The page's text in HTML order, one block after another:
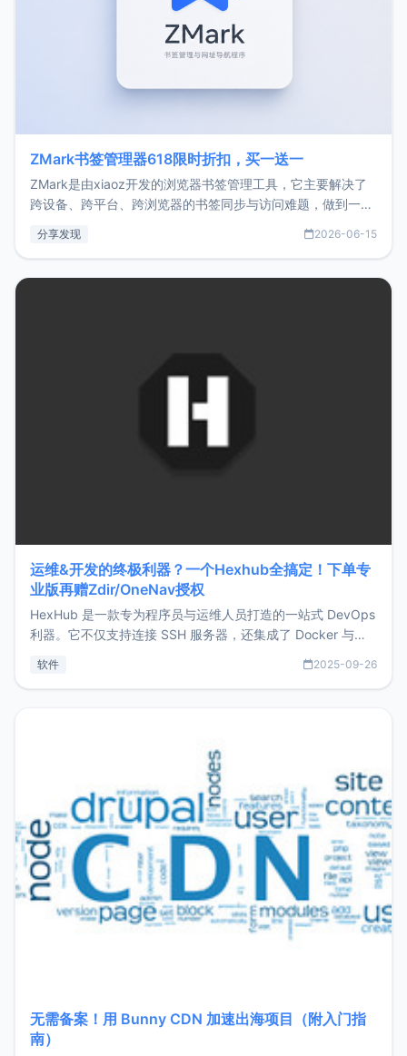
ZMark书签管理器618限时折扣，买一送一
ZMark是由xiaoz开发的浏览器书签管理工具，它主要解决了
跨设备、跨平台、跨浏览器的书签同步与访问难题，做到一处
用，让管理更高效。ZMark官网地址：
分享发现 2026-06-15
运维&开发的终极利器？一个Hexhub全搞定！下单专
业版再赠Zdir/OneNav授权
HexHub 是一款专为程序员与运维人员打造的一站式 DevOps
利器。它不仅支持连接 SSH 服务器，还集成了 Docker 与常
件间频繁切换，仅凭 HexHub 即可同时搞定运维与数据库操
软件 2025-09-26
无需备案！用 Bunny CDN 加速出海项目（附入门指
南）